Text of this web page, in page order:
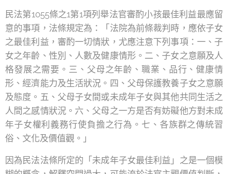
民法第1055條之1第1項列舉法官審酌小孩最佳利益最應留
意的事項，法條規定為：「法院為前條裁判時，應依子女
之最佳利益，審酌一切情狀，尤應注意下列事項：一、子
女之年齡、性別、人數及健康情形。二、子女之意願及人
格發展之需要。三、父母之年齡、職業、品行、健康情
形、經濟能力及生活狀況。四、父母保護教養子女之意願
及態度。五、父母子女間或未成年子女與其他共同生活之
人間之感情狀況。六、父母之一方是否有妨礙他方對未成
年子女權利義務行使負擔之行為。七、各族群之傳統習
俗、文化及價值觀。」
因為民法法條所定的「未成年子女最佳利益」之是一個模